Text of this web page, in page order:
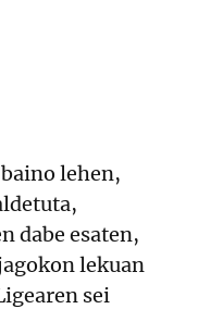
lehen,
dabe esaten,
lekuan
sei